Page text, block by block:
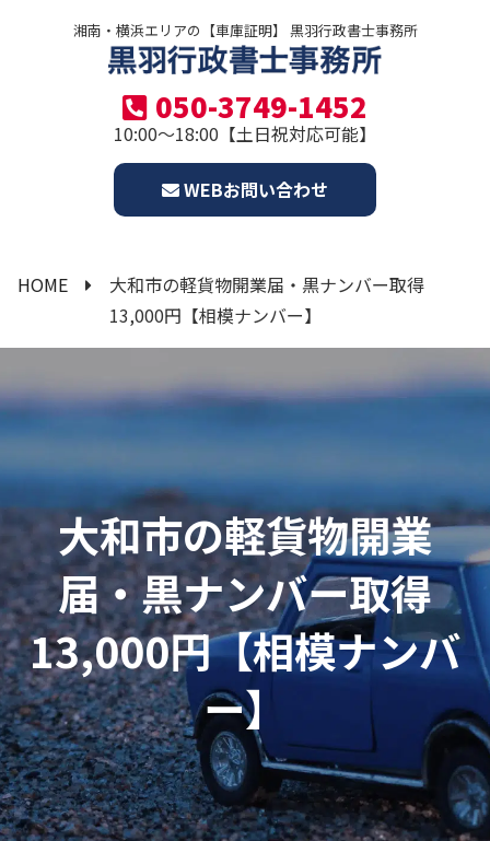
湘南・横浜エリアの【車庫証明】 黒羽行政書士事務所
050-3749-1452
10:00～18:00【土日祝対応可能】
WEBお問い合わせ
HOME
大和市の軽貨物開業届・黒ナンバー取得
13,000円【相模ナンバー】
大和市の軽貨物開業
届・黒ナンバー取得
13,000円【相模ナンバ
ー】